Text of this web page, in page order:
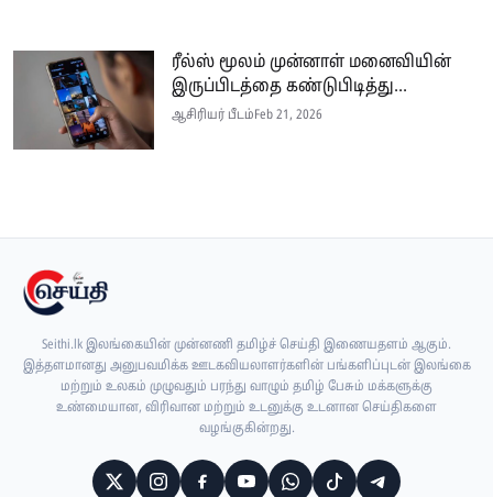
ரீல்ஸ் மூலம் முன்னாள் மனைவியின்
இருப்பிடத்தை கண்டுபிடித்து...
ஆசிரியர் பீடம்Feb 21, 2026
Seithi.lk இலங்கையின் முன்னணி தமிழ்ச் செய்தி இணையதளம் ஆகும்.
இத்தளமானது அனுபவமிக்க ஊடகவியலாளர்களின் பங்களிப்புடன் இலங்கை
மற்றும் உலகம் முழுவதும் பரந்து வாழும் தமிழ் பேசும் மக்களுக்கு
உண்மையான, விரிவான மற்றும் உடனுக்கு உடனான செய்திகளை
வழங்குகின்றது.